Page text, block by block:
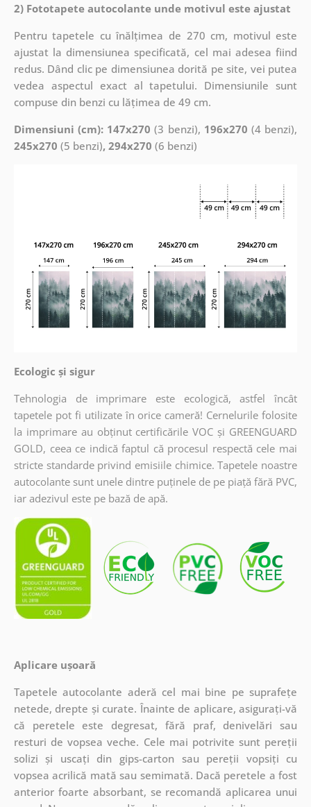
2) Fototapete autocolante unde motivul este ajustat
Pentru tapetele cu înălțimea de 270 cm, motivul este
ajustat la dimensiunea specificată, cel mai adesea fiind
redus. Dând clic pe dimensiunea dorită pe site, vei putea
vedea aspectul exact al tapetului. Dimensiunile sunt
compuse din benzi cu lățimea de 49 cm.
Dimensiuni (cm): 147x270 (3 benzi), 196x270 (4 benzi),
245x270 (5 benzi), 294x270 (6 benzi)
Ecologic și sigur
Tehnologia de imprimare este ecologică, astfel încât
tapetele pot fi utilizate în orice cameră! Cernelurile folosite
la imprimare au obținut certificările VOC și GREENGUARD
GOLD, ceea ce indică faptul că procesul respectă cele mai
stricte standarde privind emisiile chimice. Tapetele noastre
autocolante sunt unele dintre puținele de pe piață fără PVC,
iar adezivul este pe bază de apă.
Aplicare ușoară
Tapetele autocolante aderă cel mai bine pe suprafețe
netede, drepte și curate. Înainte de aplicare, asigurați-vă
că peretele este degresat, fără praf, denivelări sau
resturi de vopsea veche. Cele mai potrivite sunt pereții
solizi și uscați din gips-carton sau pereții vopsiți cu
vopsea acrilică mată sau semimată. Dacă peretele a fost
anterior foarte absorbant, se recomandă aplicarea unui